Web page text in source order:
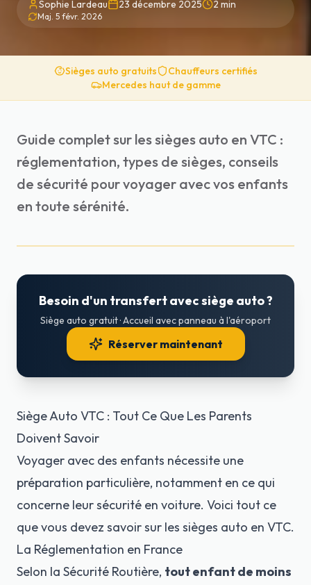
Sophie Lardeau 23 décembre 2025 2 min
Maj. 5 févr. 2026
Sièges auto gratuits
Chauffeurs certifiés
Mercedes haut de gamme
Guide complet sur les sièges auto en VTC :
réglementation, types de sièges, conseils
de sécurité pour voyager avec vos enfants
en toute sérénité.
Besoin d'un transfert avec siège auto ?
Siège auto gratuit · Accueil avec panneau à l'aéroport
Réserver maintenant
Siège Auto VTC : Tout Ce Que Les Parents
Doivent Savoir
Voyager avec des enfants nécessite une
préparation particulière, notamment en ce qui
concerne leur sécurité en voiture. Voici tout ce
que vous devez savoir sur les sièges auto en VTC.
La Réglementation en France
Selon la Sécurité Routière, tout enfant de moins